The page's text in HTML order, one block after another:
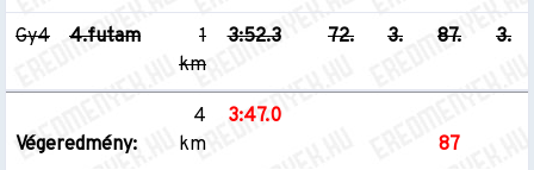
Gy4 4.futam
1
km
3:52.3 72. 3. 87. 3.
Végeredmény:
4
km
3:47.0
87